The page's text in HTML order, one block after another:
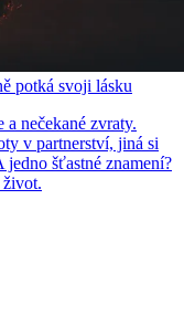
potká svoji lásku
a nečekané zvraty.
v partnerství, jiná si
šťastné znamení?
život.